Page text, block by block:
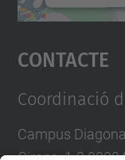
Contacte
Coordinació
Campus